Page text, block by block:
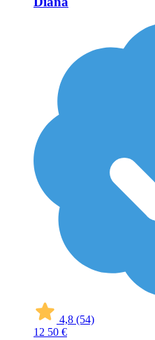
4,8 (54)
12 50 €